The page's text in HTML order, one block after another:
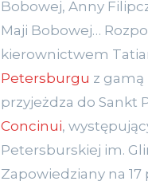
Bobowej, Anny
Maji Bobowej…
kierownictwem
Petersburgu z
przyjeżdza do Sankt
Concinui,
Petersburskiej im.
Zapowiedziany na